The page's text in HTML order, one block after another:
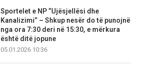
Sportelet e NP “Ujësjellësi dhe
Kanalizimi” – Shkup nesër do të punojnë
nga ora 7:30 deri në 15:30, e mërkura
është ditë jopune
05.01.2026 10:36